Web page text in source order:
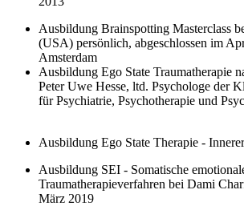
Ausbildung Brainspotting Masterclass
(USA) persönlich, abgeschlossen im
Amsterdam
Ausbildung Ego State Traumatherapie
Peter Uwe Hesse, ltd. Psychologe der
für Psychiatrie, Psychotherapie und
Ausbildung Ego State Therapie -
Ausbildung SEI - Somatische
Traumatherapieverfahren bei Dami
März 2019